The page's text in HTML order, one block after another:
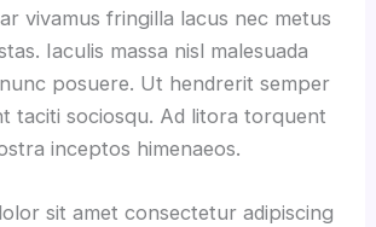
vivamus fringilla lacus nec metus
Iaculis massa nisl malesuada
posuere. Ut hendrerit semper
taciti sociosqu. Ad litora torquent
inceptos himenaeos.
sit amet consectetur adipiscing